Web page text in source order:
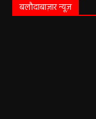
बलौदाबाज़ार न्यूज़